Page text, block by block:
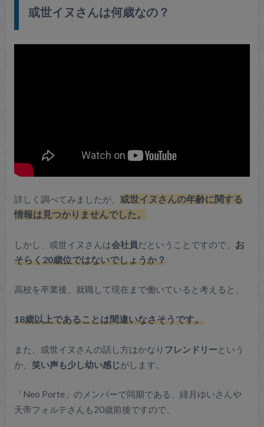
或世イヌさんは何歳なの？
詳しく調べてみましたが、 或世イヌさんの年齢に関する
情報は見つかりませんでした。
しかし、或世イヌさんは会社員だということですので、 お
そらく20歳位ではないでしょうか？
高校を卒業後、就職して現在まで働いていると考えると、
18歳以上であることは間違いなさそうです。
また、或世イヌさんの話し方はかなり フレンドリー という
か、 笑い声も少し幼い感じがします。
「Neo Porte」のメンバーで同期である、緋月ゆいさんや
天帝フォルテさんも20歳前後ですので、